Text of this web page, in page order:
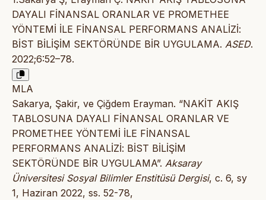
DAYALI FİNANSAL ORANLAR VE PROMETHEE
YÖNTEMİ İLE FİNANSAL PERFORMANS ANALİZİ:
BİST BİLİŞİM SEKTÖRÜNDE BİR UYGULAMA. ASED.
2022;6:52–78.
MLA
Sakarya, Şakir, ve Çiğdem Erayman. “NAKİT AKIŞ
TABLOSUNA DAYALI FİNANSAL ORANLAR VE
PROMETHEE YÖNTEMİ İLE FİNANSAL
PERFORMANS ANALİZİ: BİST BİLİŞİM
SEKTÖRÜNDE BİR UYGULAMA”. Aksaray
Üniversitesi Sosyal Bilimler Enstitüsü Dergisi, c. 6, sy
1, Haziran 2022, ss. 52-78,